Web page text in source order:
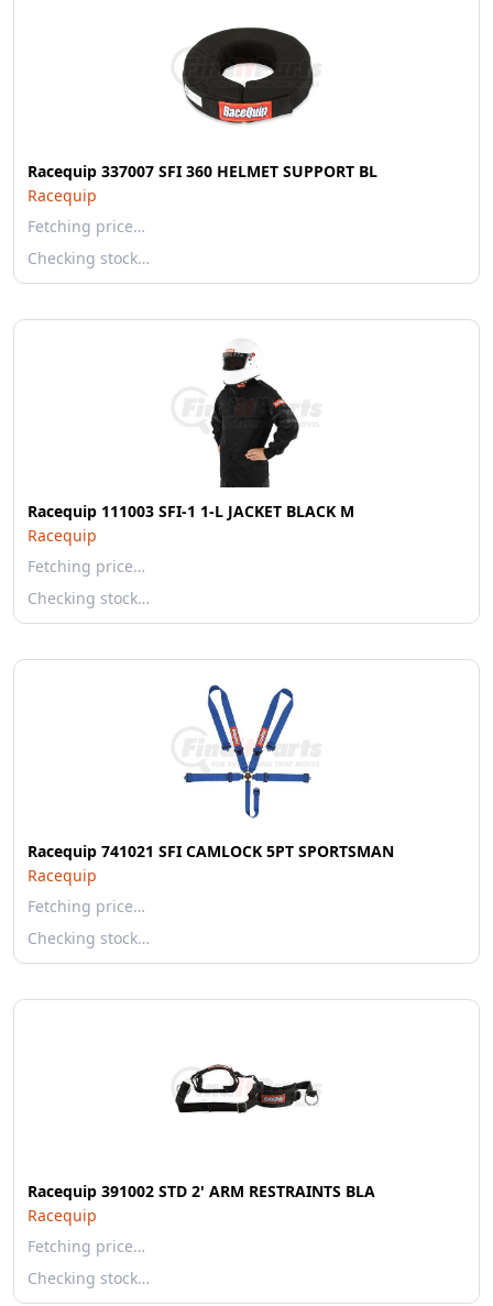
Racequip 337007 SFI 360 HELMET SUPPORT BL
Racequip
Fetching price…
Checking stock…
Racequip 111003 SFI-1 1-L JACKET BLACK M
Racequip
Fetching price…
Checking stock…
Racequip 741021 SFI CAMLOCK 5PT SPORTSMAN
Racequip
Fetching price…
Checking stock…
Racequip 391002 STD 2' ARM RESTRAINTS BLA
Racequip
Fetching price…
Checking stock…